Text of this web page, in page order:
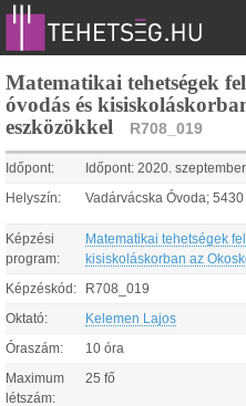
Matematikai tehetségek
óvodás és
eszközökkel
R708_019
Időpont: Időpont: 2020. szeptember
Helyszín: Vadárvácska Óvoda;
Képzési
program:
Matematikai tehetségek
kisiskoláskorban az
Képzéskód: R708_019
Oktató: Kelemen Lajos
Óraszám: 10 óra
Maximum
létszám:
25 fő